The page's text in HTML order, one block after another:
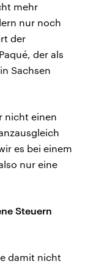
mehr
nur noch
der
der als
Sachsen
nicht einen
es bei einem
nur eine
Steuern
damit nicht